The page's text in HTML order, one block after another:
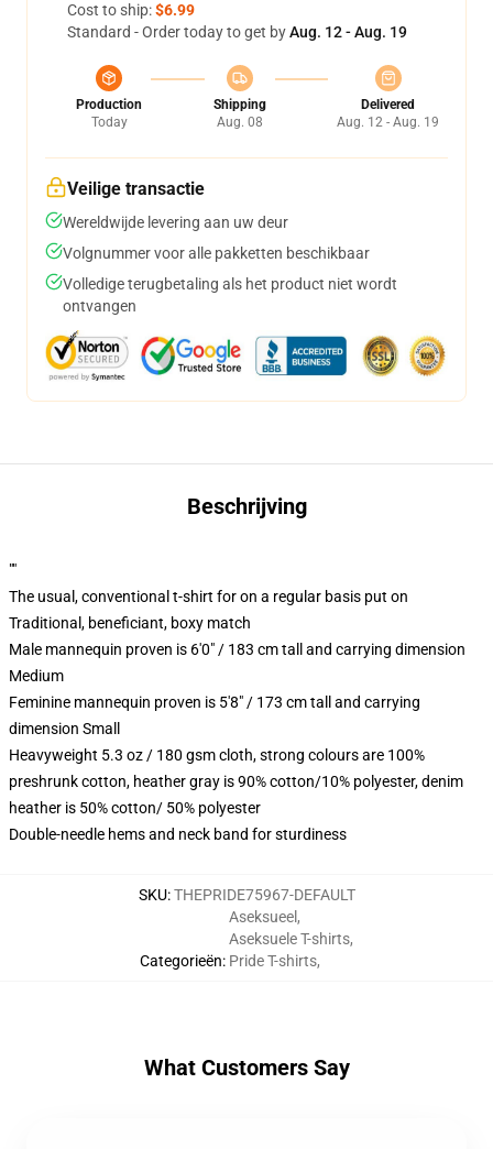
Cost to ship:$6.99
Standard - Order today to get byAug. 12 - Aug. 19
Production
Today
Shipping
Aug. 08
Delivered
Aug. 12 - Aug. 19
Veilige transactie
Wereldwijde levering aan uw deur
Volgnummer voor alle pakketten beschikbaar
Volledige terugbetaling als het product niet wordt
ontvangen
Beschrijving
""
The usual, conventional t-shirt for on a regular basis put on
Traditional, beneficiant, boxy match
Male mannequin proven is 6'0" / 183 cm tall and carrying dimension
Medium
Feminine mannequin proven is 5'8" / 173 cm tall and carrying
dimension Small
Heavyweight 5.3 oz / 180 gsm cloth, strong colours are 100%
preshrunk cotton, heather gray is 90% cotton/10% polyester, denim
heather is 50% cotton/ 50% polyester
Double-needle hems and neck band for sturdiness
SKU:THEPRIDE75967-DEFAULT
Categorieën:
Aseksueel ,
Aseksuele T-shirts,
Pride T-shirts,
What Customers Say